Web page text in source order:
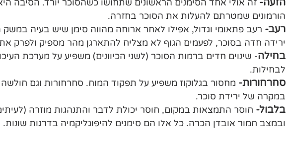
הזעה- זה אולי אחד הסימנים הראשונים שתחושו כשהסוכר יורד. הסיבה
הורמונים שמטרתם להעלות את הסוכר בחזרה.
רעב- רעב פתאומי וגדול, אפילו לאחר ארוחה מהווה סימן שיש בעיה במשק
ירידה חדה בסוכר, לפעמים הגוף לא מצליח להתארגן מהר מספיק ולפרק את
בחילה- שינוים חדים ברמות הסוכר (לשני הכיוונים) משפיע על מערכת
לבחילות.
סחרחורות- מחסור בגלוקוז משפיע על תפקוד המוח. סחרחורות וגם חולשה
במקרה של ירידת סוכר.
בלבול- חוסר התמצאות במקום, חוסר יכולת לדבר והתנהגות מוזרה
ובמצב חמור אובדן הכרה. כל אלו הם סימנים להיפוגליקמיה בדרגות שונות.